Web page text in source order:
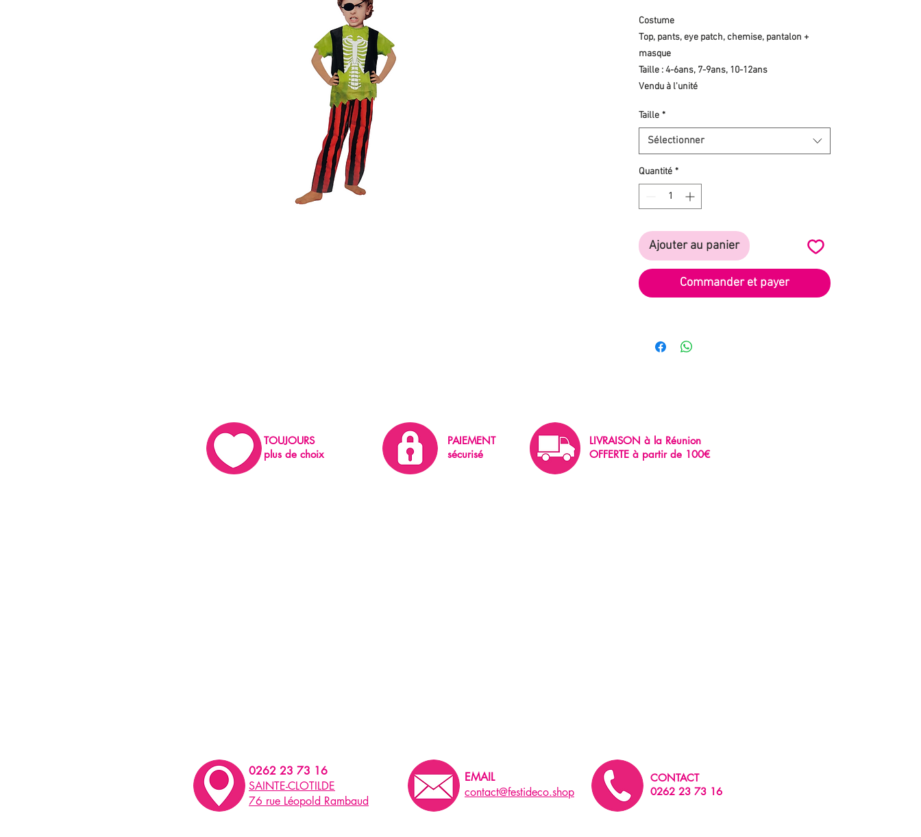
Costume
Top, pants, eye patch, chemise, pantalon +
masque
Taille : 4-6ans, 7-9ans, 10-12ans
Vendu à l'unité
Taille *
Sélectionner
Quantité *
Ajouter au panier
Commander et payer
TOUJOURS
plus de choix
PAIEMENT
sécurisé
LIVRAISON à la Réunion
OFFERTE à partir de 100€
0262 23 73 16
SAINTE-CLOTILDE
76 rue Léopold Rambaud
EMAIL
contact@festideco.shop
CONTACT
0262 23 73 16